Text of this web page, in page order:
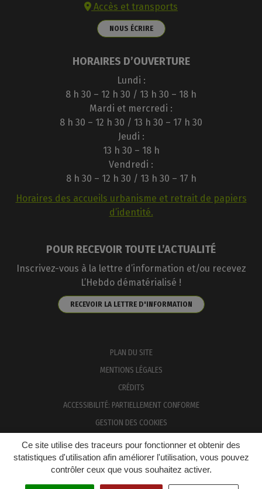
Ce site utilise des traceurs pour fonctionner et obtenir des
statistiques d'utilisation afin améliorer l'utilisation, vous pouvez
contrôler ceux que vous souhaitez activer.
Accès et transports
NOUS ÉCRIRE
HORAIRES D’OUVERTURE
Lundi :
8 h 30 – 12 h 30 / 13 h 30 – 18 h
Mardi et mercredi :
8 h 30 – 12 h 30 / 13 h 30 – 17 h 30
Jeudi :
13 h 30 – 18 h
Vendredi :
8 h 30 – 12 h 30 / 13 h 30 – 17 h
Horaires des accueils urbanisme et retrait de papiers
d’identité.
POUR RECEVOIR TOUTE L’ACTUALITÉ
Inscrivez-vous à la lettre d’information et/ou recevez
L’Hebdo dématérialisé !
RECEVOIR LA LETTRE D'INFORMATION
PLAN DU SITE
MENTIONS LÉGALES
CRÉDITS
ACCESSIBILITÉ: PARTIELLEMENT CONFORME
GESTION DES COOKIES